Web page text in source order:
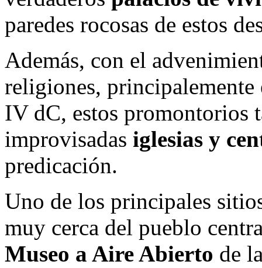
paredes rocosas de estos
Además, con el
religiones,
IV dC, estos promontorios
improvisadas iglesias y
predicación.
Uno de los principales
muy cerca del pueblo
Museo a Aire Abierto de